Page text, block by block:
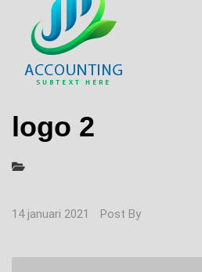
logo 2
14 januari 2021 Post By